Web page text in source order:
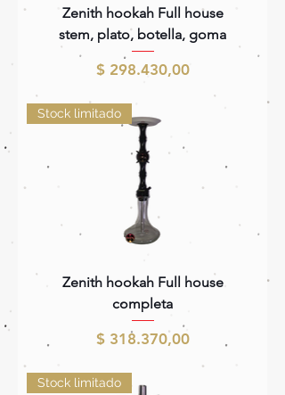
Zenith hookah Full house
stem, plato, botella, goma
Precio
$ 298.430,00
Stock limitado
Zenith hookah Full house
completa
Precio
$ 318.370,00
Stock limitado